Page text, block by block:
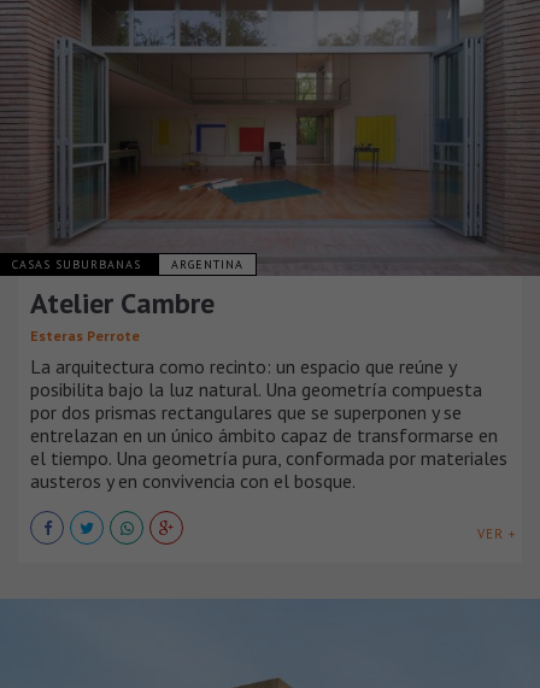
CASAS SUBURBANAS ARGENTINA
Atelier Cambre
Esteras Perrote
La arquitectura como recinto: un espacio que reúne y
posibilita bajo la luz natural. Una geometría compuesta
por dos prismas rectangulares que se superponen y se
entrelazan en un único ámbito capaz de transformarse en
el tiempo. Una geometría pura, conformada por materiales
austeros y en convivencia con el bosque.
VER +